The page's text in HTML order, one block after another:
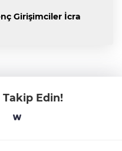
Girişimciler İcra
Takip Edin!